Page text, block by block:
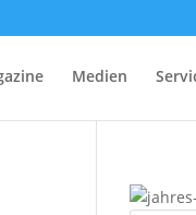
Medien